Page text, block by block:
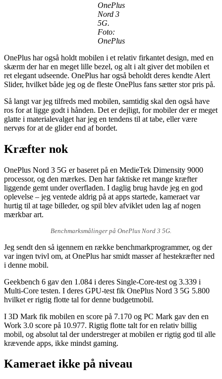
OnePlus
Nord 3
5G.
Foto:
OnePlus
OnePlus har også holdt mobilen i et relativ firkantet design, med en
skærm der har en meget lille bezel, og alt i alt giver det mobilen et
ret elegant udseende. OnePlus har også beholdt deres kendte Alert
Slider, hvilket både jeg og de fleste OnePlus fans sætter stor pris på.
Så langt var jeg tilfreds med mobilen, samtidig skal den også have
ros for at ligge godt i hånden. Det er dejligt, for mobiler der er meget
glatte i materialevalget har jeg en tendens til at tabe, eller være
nervøs for at de glider end af bordet.
Kræfter nok
OnePlus Nord 3 5G er baseret på en MedieTek Dimensity 9000
processor, og den mærkes. Den har faktiske ret mange kræfter
liggende gemt under overfladen. I daglig brug havde jeg en god
oplevelse – jeg ventede aldrig på at apps startede, kameraet var
hurtig til at tage billeder, og spil blev afviklet uden lag af nogen
mærkbar art.
Benchmarksmålinger på OnePlus Nord 3 5G.
Jeg sendt den så igennem en række benchmarkprogrammer, og der
var ingen tvivl om, at OnePlus har smidt masser af hestekræfter ned
i denne mobil.
Geekbench 6 gav den 1.084 i deres Single-Core-test og 3.339 i
Multi-Core testen. I deres GPU-test fik OnePlus Nord 3 5G 5.800
hvilket er rigtig flotte tal for denne budgetmobil.
I 3D Mark fik mobilen en score på 7.170 og PC Mark gav den en
Work 3.0 score på 10.977. Rigtig flotte talt for en relativ billig
mobil, og absolut tal der understreger at mobilen er rigtig god til alle
krævende apps, ikke mindst gaming.
Kameraet ikke på niveau